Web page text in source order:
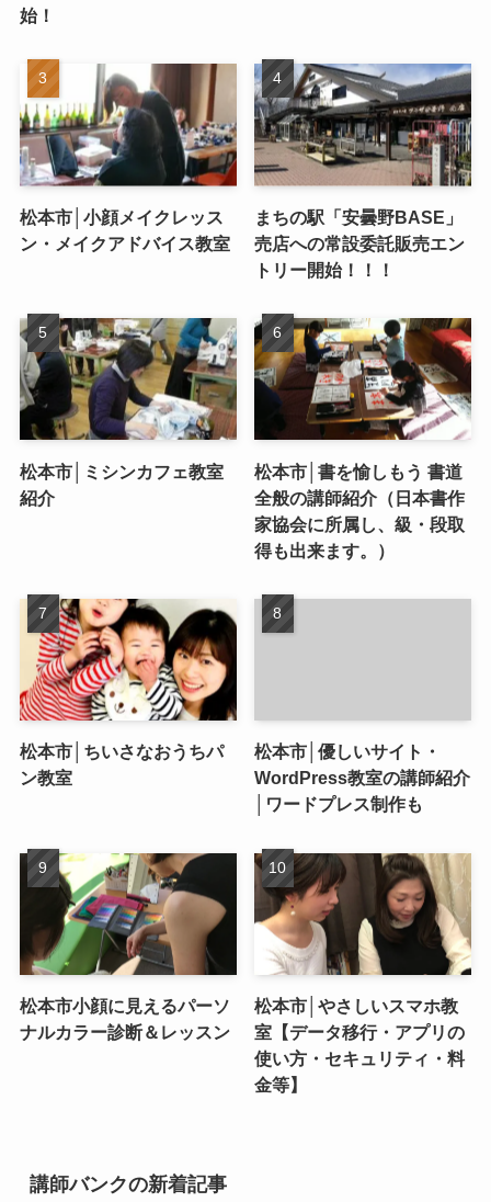
始！
松本市│小顔メイクレッス
ン・メイクアドバイス教室
まちの駅「安曇野BASE」
売店への常設委託販売エン
トリー開始！！！
松本市│ミシンカフェ教室
紹介
松本市│書を愉しもう 書道
全般の講師紹介（日本書作
家協会に所属し、級・段取
得も出来ます。）
松本市│ちいさなおうちパ
ン教室
松本市│優しいサイト・
WordPress教室の講師紹介
│ワードプレス制作も
松本市小顔に見えるパーソ
ナルカラー診断＆レッスン
松本市│やさしいスマホ教
室【データ移行・アプリの
使い方・セキュリティ・料
金等】
講師バンクの新着記事